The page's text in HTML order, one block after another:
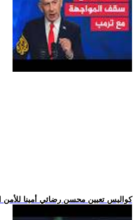
.. كواليس تعيين محسن رضائي أمينا للأمن